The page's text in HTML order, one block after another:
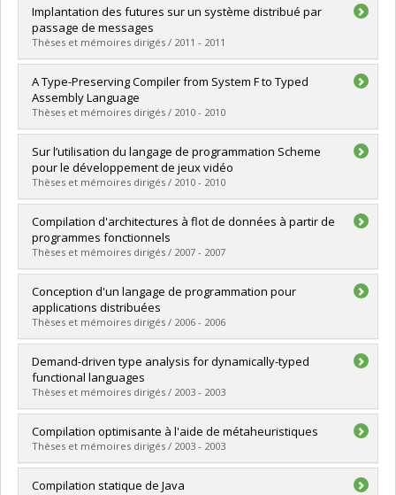
Graduate :Lavoie, Erick
Cycle :Master's
Grade :M. Sc.
Lien vers le document dans Papyrus
Implantation des futures sur un système distribué par
passage de messages
Thèses et mémoires dirigés / 2011 - 2011
Graduate :Lasalle-Ratelle, Jérémie
Cycle :Master's
Grade :M. Sc.
Lien vers le document dans Papyrus
A Type-Preserving Compiler from System F to Typed
Assembly Language
Thèses et mémoires dirigés / 2010 - 2010
Graduate :Guillemette, Louis-Julien
Cycle :Doctoral
Grade :Ph. D.
Lien vers le document dans Papyrus
Sur l’utilisation du langage de programmation Scheme
pour le développement de jeux vidéo
Thèses et mémoires dirigés / 2010 - 2010
Graduate : St-Hilaire, David
Cycle :Master's
Grade :M. Sc.
Lien vers le document dans Papyrus
Compilation d'architectures à flot de données à partir de
programmes fonctionnels
Thèses et mémoires dirigés / 2007 - 2007
Graduate : Saint-Mleux, Xavier
Cycle :Master's
Grade :M. Sc.
Lien vers le document dans Papyrus
Conception d'un langage de programmation pour
applications distribuées
Thèses et mémoires dirigés / 2006 - 2006
Graduate :Germain, Guillaume
Cycle :Master's
Grade :M. Sc.
Lien vers le document dans Papyrus
Demand-driven type analysis for dynamically-typed
functional languages
Thèses et mémoires dirigés / 2003 - 2003
Graduate : Dubé, Danny
Cycle : Doctoral
Grade :Ph. D.
Lien vers le document dans Papyrus
Compilation optimisante à l'aide de métaheuristiques
Thèses et mémoires dirigés / 2003 - 2003
Graduate : Kri, Fernanda
Compilation statique de Java